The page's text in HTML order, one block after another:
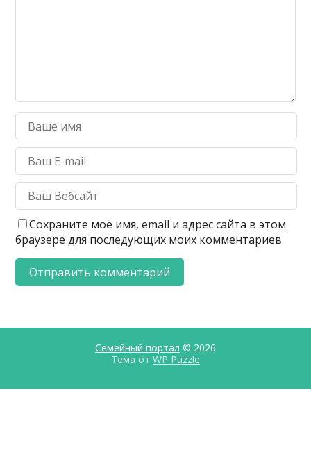
Сохраните моё имя, email и адрес сайта в этом
браузере для последующих моих комментариев
Семейный портал © 2026
Тема от WP Puzzle